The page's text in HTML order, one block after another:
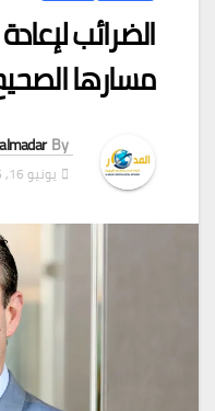
الضرائب
مسارها
By
almadar
يونيو 16, 2026